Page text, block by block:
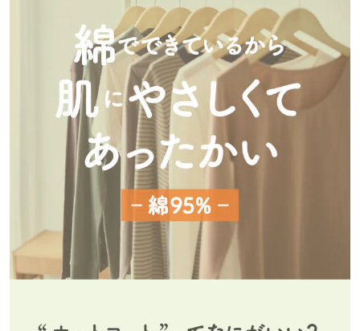
※資料と素材（綿100%ホットコットの布片）を提示の上、デザイ
ン・価格などを除き、商品の機能のみを判断基準に評価いただいて
「ホットコット（Hotcottを含む）」は、株式会社千趣会の登録商標